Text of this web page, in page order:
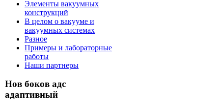
Элементы вакуумных
конструкций
В целом о вакууме и
вакуумных системах
Разное
Примеры и лабораторные
работы
Наши партнеры
Нов боков адс
адаптивный